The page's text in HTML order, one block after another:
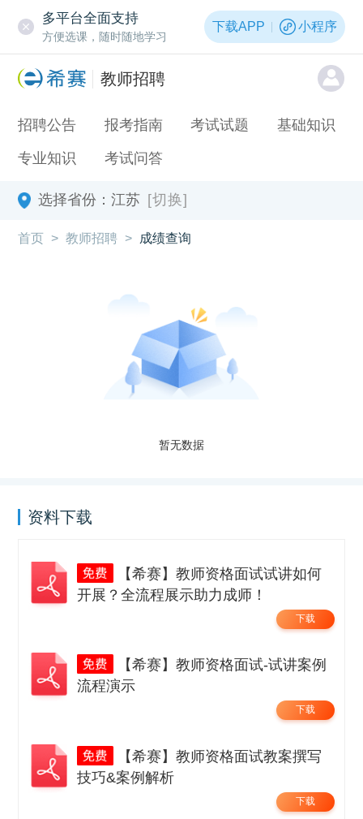
多平台全面支持
方便选课，随时随地学习
下载APP 小程序
教师招聘
招聘公告 报考指南 考试试题 基础知识
专业知识 考试问答
选择省份： 江苏 [切换]
首页 > 教师招聘 > 成绩查询
暂无数据
资料下载
【希赛】教师资格面试试讲如何
开展？全流程展示助力成师！
下载
【希赛】教师资格面试-试讲案例
流程演示
下载
【希赛】教师资格面试教案撰写
技巧&案例解析
下载